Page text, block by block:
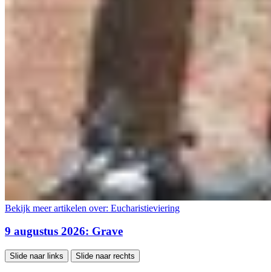
Bekijk meer artikelen over: Eucharistieviering
9 augustus 2026: Grave
Slide naar links Slide naar rechts